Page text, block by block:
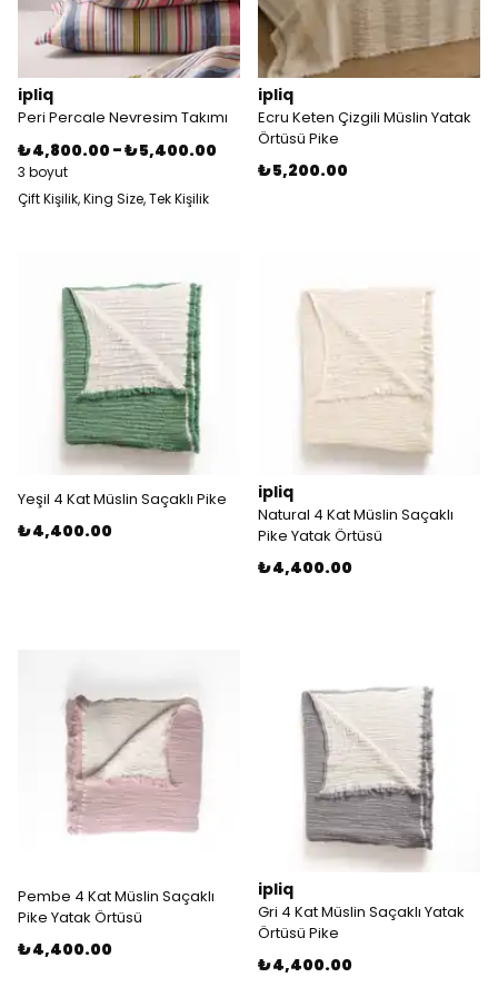
ipliq
Peri Percale Nevresim Takımı
₺ 4,800.00 -₺ 5,400.00
3 boyut
Çift Kişilik, King Size, Tek Kişilik
ipliq
Ecru Keten Çizgili Müslin Yatak
Örtüsü Pike
₺ 5,200.00
Yeşil 4 Kat Müslin Saçaklı Pike
₺ 4,400.00
ipliq
Natural 4 Kat Müslin Saçaklı
Pike Yatak Örtüsü
₺ 4,400.00
Pembe 4 Kat Müslin Saçaklı
Pike Yatak Örtüsü
₺ 4,400.00
ipliq
Gri 4 Kat Müslin Saçaklı Yatak
Örtüsü Pike
₺ 4,400.00